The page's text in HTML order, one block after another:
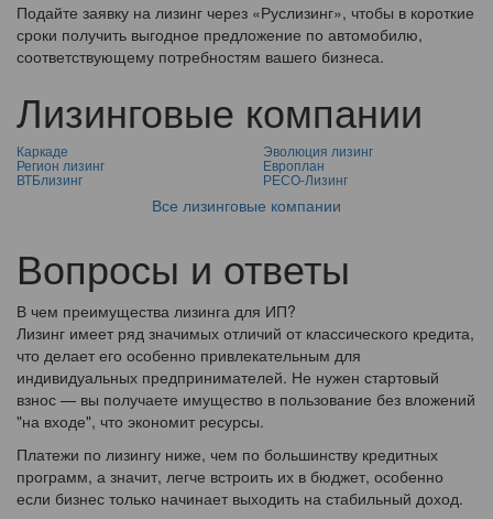
Подайте заявку на лизинг через «Руслизинг», чтобы в короткие
сроки получить выгодное предложение по автомобилю,
соответствующему потребностям вашего бизнеса.
Лизинговые компании
Каркаде Эволюция лизинг
Регион лизинг Европлан
ВТБлизинг РЕСО-Лизинг
Все лизинговые компании
Вопросы и ответы
В чем преимущества лизинга для ИП?
Лизинг имеет ряд значимых отличий от классического кредита,
что делает его особенно привлекательным для
индивидуальных предпринимателей. Не нужен стартовый
взнос — вы получаете имущество в пользование без вложений
"на входе", что экономит ресурсы.
Платежи по лизингу ниже, чем по большинству кредитных
программ, а значит, легче встроить их в бюджет, особенно
если бизнес только начинает выходить на стабильный доход.